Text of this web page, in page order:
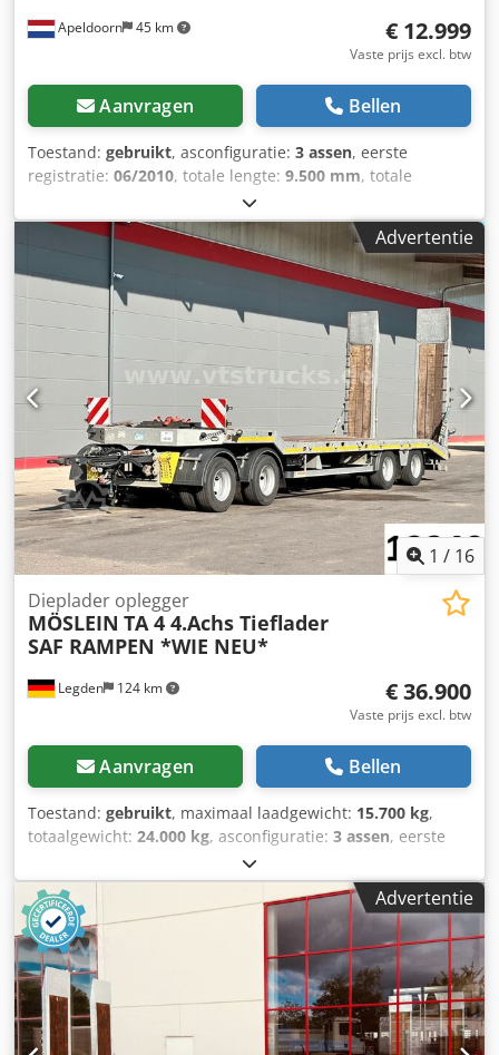
Apeldoorn 45 km € 12.999
Vaste prijs excl. btw
Aanvragen Bellen
Toestand: gebruikt, asconfiguratie: 3 assen, eerste
registratie: 06/2010, totale lengte: 9.500 mm, totale
, totale hoogte:
staal, kleur:overig, Bouwjaar:2010, Uitrusting:ABS, =
Aanvullende opties en accessoires = - BPW-Assen -
Trommelremmen = Bijzonderheden = Damm SL28M, 2010,
Crjdpfx Aozp N Nqoitsf BPW assen, Bladgeveerd,
Trommelremmen, Laadrampen 950 cm lang Verbreders =
Meer informatie = Vering: bladvering Achteras 1:
Dubbellucht Achteras 2: Dubbellucht Achteras 3:
Dubbellucht Ledig gewicht: 8.280 kg Laadvermogen: 21.720
kg GVW: 30.000 kg = Bedrijfsinformatie = Bank data:
Rabobank Account: 39.33.10.655 IBAN:
NL73RABO0393310655 Swift code: RABONL2U - Controleer
altijd onze bankgegevens voor transactie! - Reserveren van
voertuigen is zonder aanbetaling niet mogelijk. - Bij alle
aangeboden voertuigen zijn schrijf- en tekstfouten
voorbehouden.
Advertentie
1 / 16
Legden 124 km
Dieplader oplegger
MÖSLEIN TA 4 4.Achs Tieflader
SAF RAMPEN *WIE NEU*
€ 36.900
Vaste prijs excl. btw
Aanvragen Bellen
Toestand: gebruikt, maximaal laadgewicht: 15.700 kg,
totaalgewicht: 24.000 kg, asconfiguratie: 3 assen, eerste
, volgende keuring (TÜV):
laadruimte lengte:9.060 mm, laadruimtebreedte:2.550
mm, totale lengte: 11.250 mm, totale breedte:2.550 mm,
totale hoogte:
, Uitrusting:
, * Uitbreiding van
de laadbak * Opbergvakken * Hydraulische laadkleppen ---
-* Wabco Trailer TEBS-E * SAF assen met trommelremmen
* Onderlegblokken ----* Bandenmaat: 235/75R17,5 *
Technisch toelaatbaar totaalgewicht: 40000 kg * Eigen
gewicht: 9300 kg * Totale lengte: 11250 mm * APK-
Advertentie